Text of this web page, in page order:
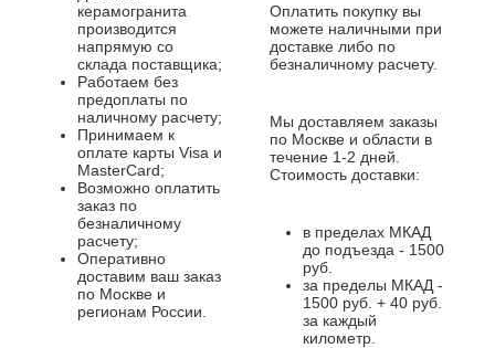
керамогранита
производится
напрямую со
склада поставщика;
Работаем без
предоплаты по
наличному расчету;
Принимаем к
оплате карты Visa и
MasterCard;
Возможно оплатить
заказ по
безналичному
расчету;
Оперативно
доставим ваш заказ
по Москве и
регионам России.
Оплатить покупку вы
можете наличными при
доставке либо по
безналичному расчету.
Мы доставляем заказы
по Москве и области в
течение 1-2 дней.
Стоимость доставки:
в пределах МКАД
до подъезда - 1500
руб.
за пределы МКАД -
1500 руб. + 40 руб.
за каждый
километр.